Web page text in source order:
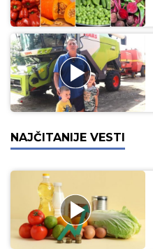
NAJČITANIJE VESTI